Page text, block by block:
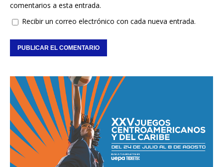
comentarios a esta entrada.
Recibir un correo electrónico con cada nueva entrada.